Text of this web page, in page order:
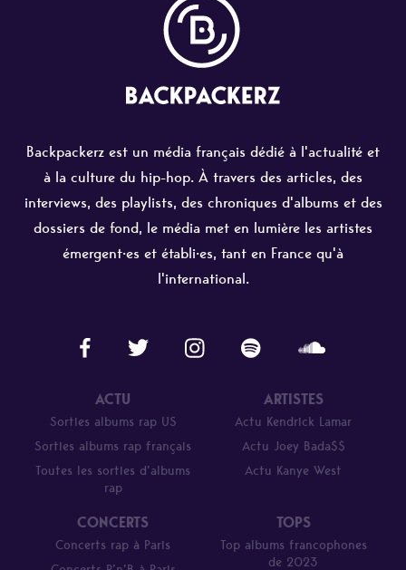
Backpackerz est un média français dédié à l'actualité et
à la culture du hip-hop. À travers des articles, des
interviews, des playlists, des chroniques d'albums et des
dossiers de fond, le média met en lumière les artistes
émergent·es et établi·es, tant en France qu'à
l'international.
ACTU
Sorties albums rap US
Sorties albums rap français
Toutes les sorties d’albums
rap
ARTISTES
Actu Kendrick Lamar
Actu Joey Bada$$
Actu Kanye West
CONCERTS
Concerts rap à Paris
TOPS
Top albums francophones
de 2023